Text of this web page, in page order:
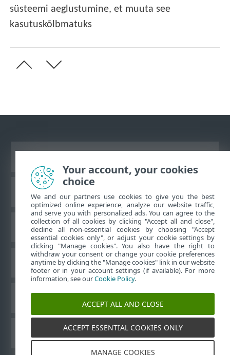
süsteemi aeglustumine, et muuta see
kasutuskõlbmatuks
ESET teadmistebaas
ESET-i foorum
Piirkondlik tugi
Muud ESET-i tooted
Your account, your cookies
choice
We and our partners use cookies to give you the best
optimized online experience, analyze our website traffic,
and serve you with personalized ads. You can agree to the
collection of all cookies by clicking "Accept all and close",
decline all non-essential cookies by choosing "Accept
essential cookies only", or adjust your cookie settings by
clicking "Manage cookies". You also have the right to
withdraw your consent or change your cookie preferences
anytime by clicking the "Manage cookies" link in our website
footer or in your account settings (if available). For more
information, see ourCookie Policy.
ACCEPT ALL AND CLOSE
ACCEPT ESSENTIAL COOKIES ONLY
MANAGE COOKIES